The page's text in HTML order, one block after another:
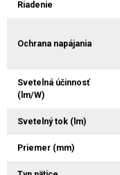
Riadenie
Ochrana napájania
Svetelná účinnosť
(lm/W)
Svetelný tok (lm)
Priemer (mm)